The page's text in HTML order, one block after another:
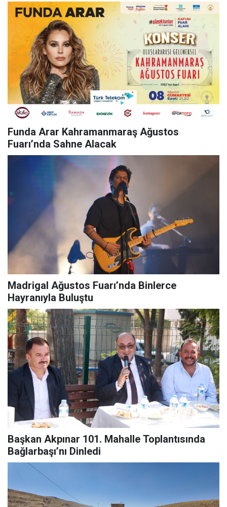
Funda Arar Kahramanmaraş Ağustos
Fuarı’nda Sahne Alacak
Madrigal Ağustos Fuarı’nda Binlerce
Hayranıyla Buluştu
Başkan Akpınar 101. Mahalle Toplantısında
Bağlarbaşı’nı Dinledi